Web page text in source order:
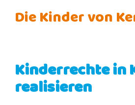
Die Kinder von
Kinderrechte in
realisieren